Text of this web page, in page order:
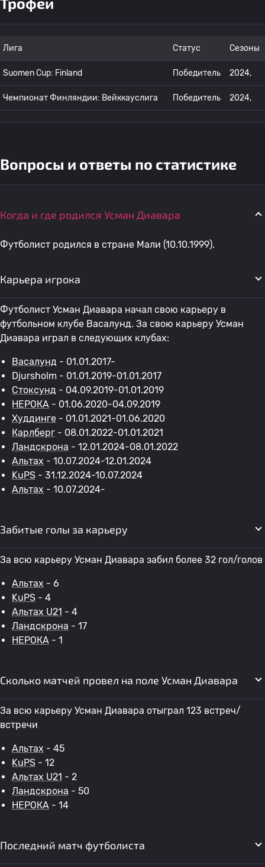
Лига Статус Сезоны
Suomen Cup: Finland Победитель 2024,
Чемпионат Финляндии: Вейккауслига Победитель 2024,
Вопросы и ответы по статистике
Когда и где родился Усман Диавара
Футболист родился в стране Мали (10.10.1999).
Карьера игрока
Футболист Усман Диавара начал свою карьеру в
футбольном клубе Васалунд. За свою карьеру Усман
Диавара играл в следующих клубах:
Васалунд - 01.01.2017-
Djursholm - 01.01.2019-01.01.2017
Стоксунд - 04.09.2019-01.01.2019
НЕРОКА - 01.06.2020-04.09.2019
Худдинге - 01.01.2021-01.06.2020
Карлберг - 08.01.2022-01.01.2021
Ландскрона - 12.01.2024-08.01.2022
Альтах - 10.07.2024-12.01.2024
KuPS - 31.12.2024-10.07.2024
Альтах - 10.07.2024-
Забитые голы за карьеру
За всю карьеру Усман Диавара забил более 32 гол/голов
Альтах - 6
KuPS - 4
Альтах U21 - 4
Ландскрона - 17
НЕРОКА - 1
Сколько матчей провел на поле Усман Диавара
За всю карьеру Усман Диавара отыграл 123 встреч/
встречи
Альтах - 45
KuPS - 12
Альтах U21 - 2
Ландскрона - 50
НЕРОКА - 14
Последний матч футболиста